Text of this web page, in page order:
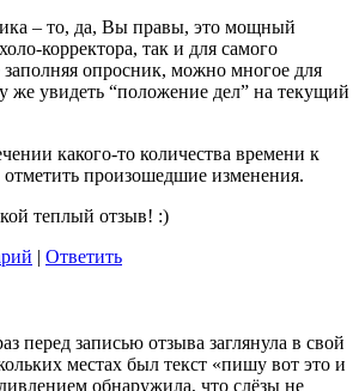
– то, да, Вы правы, это мощный
корректора, так и для самого
опросник, можно многое для
же увидеть “положение дел” на текущий
какого-то количества времени к
отметить произошедшие изменения.
теплый отзыв! :)
| Ответить
перед записью отзыва заглянула в свой
местах был текст «пишу вот это и
обнаружила, что слёзы не